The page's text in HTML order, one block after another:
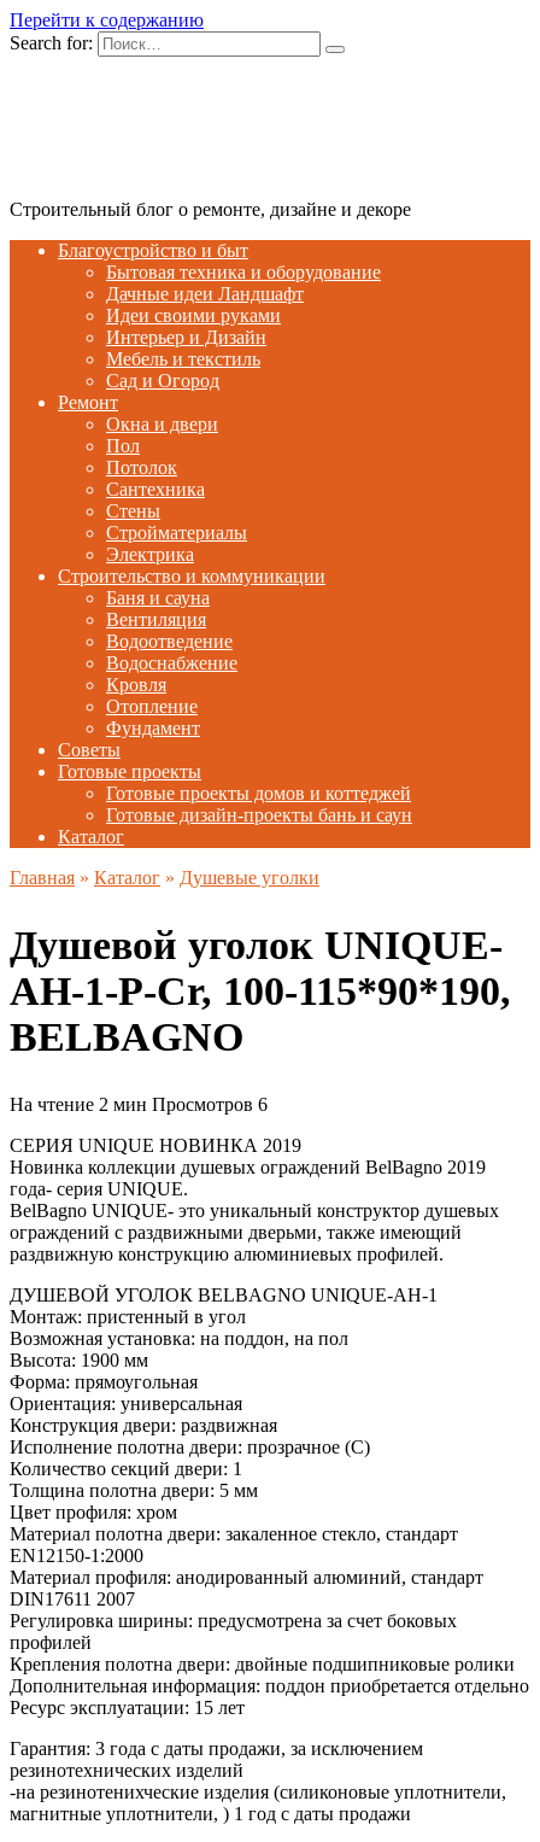
Перейти к содержанию
Search for:
Строительный блог о ремонте, дизайне и декоре
Благоустройство и быт
Бытовая техника и оборудование
Дачные идеи Ландшафт
Идеи своими руками
Интерьер и Дизайн
Мебель и текстиль
Сад и Огород
Ремонт
Окна и двери
Пол
Потолок
Сантехника
Стены
Стройматериалы
Электрика
Строительство и коммуникации
Баня и сауна
Вентиляция
Водоотведение
Водоснабжение
Кровля
Отопление
Фундамент
Советы
Готовые проекты
Готовые проекты домов и коттеджей
Готовые дизайн-проекты бань и саун
Каталог
Главная » Каталог » Душевые уголки
Душевой уголок UNIQUE-
AH-1-P-Cr, 100-115*90*190,
BELBAGNO
На чтение 2 мин Просмотров 6
СЕРИЯ UNIQUE НОВИНКА 2019
Новинка коллекции душевых ограждений BelBagno 2019
года- серия UNIQUE.
BelBagno UNIQUE- это уникальный конструктор душевых
ограждений с раздвижными дверьми, также имеющий
раздвижную конструкцию алюминиевых профилей.
ДУШЕВОЙ УГОЛОК BELBAGNO UNIQUE-AH-1
Монтаж: пристенный в угол
Возможная установка: на поддон, на пол
Высота: 1900 мм
Форма: прямоугольная
Ориентация: универсальная
Конструкция двери: раздвижная
Исполнение полотна двери: прозрачное (C)
Количество секций двери: 1
Толщина полотна двери: 5 мм
Цвет профиля: хром
Материал полотна двери: закаленное стекло, стандарт
EN12150-1:2000
Материал профиля: анодированный алюминий, стандарт
DIN17611 2007
Регулировка ширины: предусмотрена за счет боковых
профилей
Крепления полотна двери: двойные подшипниковые ролики
Дополнительная информация: поддон приобретается отдельно
Ресурс эксплуатации: 15 лет
Гарантия: 3 года с даты продажи, за исключением
резинотехнических изделий
-на резинотенихческие изделия (силиконовые уплотнители,
магнитные уплотнители, ) 1 год с даты продажи